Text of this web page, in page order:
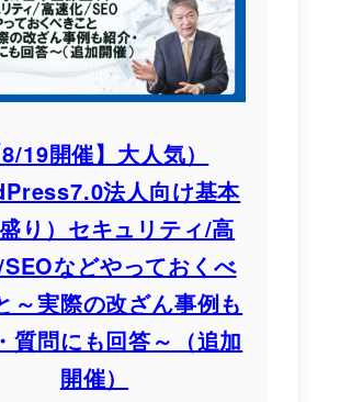
8/19開催】大人気）
法人向け基本
り）セキュリティ/高
などやっておくべ
～実際の改ざん事例も
質問にも回答～（追加
開催）